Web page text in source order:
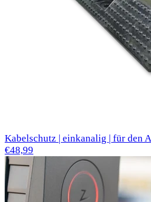
Kabelschutz | einkanalig | für den
€48,99